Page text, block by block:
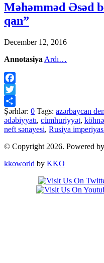
Məhəmməd Əsəd
qan”
December 12, 2016
Annotasiya Ardı…
Facebook
Twitter
Share
Şərhlər: 0 Tags: azərbaycan
ədəbiyyatı, cümhuriyyət,
neft sənayesi, Rusiya
© Copyright 2026. Powered by
kkoworld by KKO